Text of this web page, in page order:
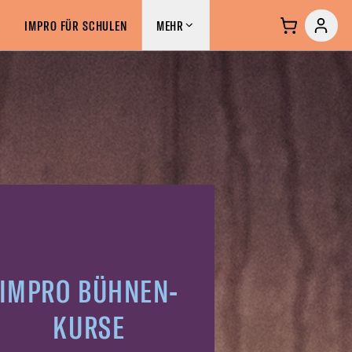
IMPRO FÜR SCHULEN MEHR
COMMUNITY
MEHR
IMPRO BÜHNEN-
KURSE